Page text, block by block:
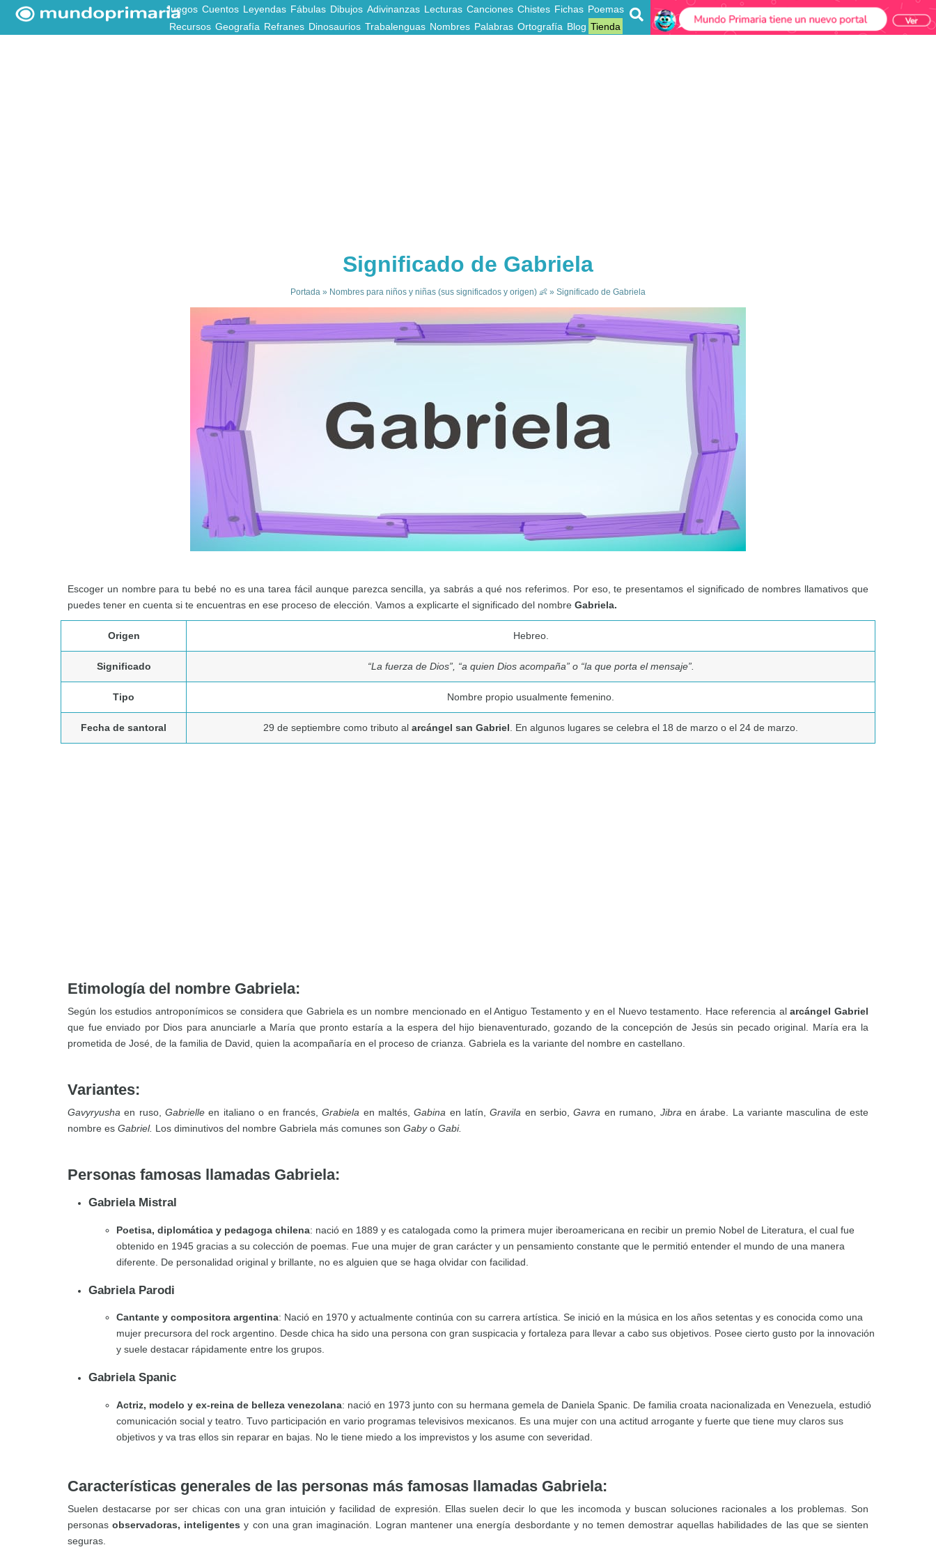
Juegos Cuentos Leyendas Fábulas Dibujos Adivinanzas Lecturas Canciones Chistes Fichas Poemas
Recursos Geografía Refranes Dinosaurios Trabalenguas Nombres Palabras Ortografía Blog Tienda
Significado de Gabriela
Portada » Nombres para niños y niñas (sus significados y origen) 👶 » Significado de Gabriela
Escoger un nombre para tu bebé no es una tarea fácil aunque parezca sencilla, ya sabrás a qué nos referimos. Por eso, te presentamos el significado de nombres llamativos que
puedes tener en cuenta si te encuentras en ese proceso de elección. Vamos a explicarte el significado del nombre Gabriela.
Origen Hebreo.
Significado “La fuerza de Dios”, “a quien Dios acompaña” o “la que porta el mensaje”.
Tipo Nombre propio usualmente femenino.
Fecha de santoral 29 de septiembre como tributo al arcángel san Gabriel . En algunos lugares se celebra el 18 de marzo o el 24 de marzo.
Etimología del nombre Gabriela:
Según los estudios antroponímicos se considera que Gabriela es un nombre mencionado en el Antiguo Testamento y en el Nuevo testamento. Hace referencia alarcángel Gabriel
que fue enviado por Dios para anunciarle a María que pronto estaría a la espera del hijo bienaventurado, gozando de la concepción de Jesús sin pecado original. María era la
prometida de José, de la familia de David, quien la acompañaría en el proceso de crianza. Gabriela es la variante del nombre en castellano.
Variantes:
Gavyryusha en ruso,Gabrielle en italiano o en francés,Grabiela en maltés,Gabina en latín,Gravila en serbio,Gavra en rumano, Jibra en árabe. La variante masculina de este
nombre es Gabriel. Los diminutivos del nombre Gabriela más comunes son Gabyo Gabi.
Personas famosas llamadas Gabriela:
Gabriela Mistral
Poetisa, diplomática y pedagoga chilena: nació en 1889 y es catalogada como la primera mujer iberoamericana en recibir un premio Nobel de Literatura, el cual fue
obtenido en 1945 gracias a su colección de poemas. Fue una mujer de gran carácter y un pensamiento constante que le permitió entender el mundo de una manera
diferente. De personalidad original y brillante, no es alguien que se haga olvidar con facilidad.
Gabriela Parodi
Cantante y compositora argentina: Nació en 1970 y actualmente continúa con su carrera artística. Se inició en la música en los años setentas y es conocida como una
mujer precursora del rock argentino. Desde chica ha sido una persona con gran suspicacia y fortaleza para llevar a cabo sus objetivos. Posee cierto gusto por la innovación
y suele destacar rápidamente entre los grupos.
Gabriela Spanic
Actriz, modelo y ex-reina de belleza venezolana: nació en 1973 junto con su hermana gemela de Daniela Spanic. De familia croata nacionalizada en Venezuela, estudió
comunicación social y teatro. Tuvo participación en vario programas televisivos mexicanos. Es una mujer con una actitud arrogante y fuerte que tiene muy claros sus
objetivos y va tras ellos sin reparar en bajas. No le tiene miedo a los imprevistos y los asume con severidad.
Características generales de las personas más famosas llamadas Gabriela:
Suelen destacarse por ser chicas con una gran intuición y facilidad de expresión. Ellas suelen decir lo que les incomoda y buscan soluciones racionales a los problemas. Son
personasobservadoras, inteligentes y con una gran imaginación. Logran mantener una energía desbordante y no temen demostrar aquellas habilidades de las que se sienten
seguras.